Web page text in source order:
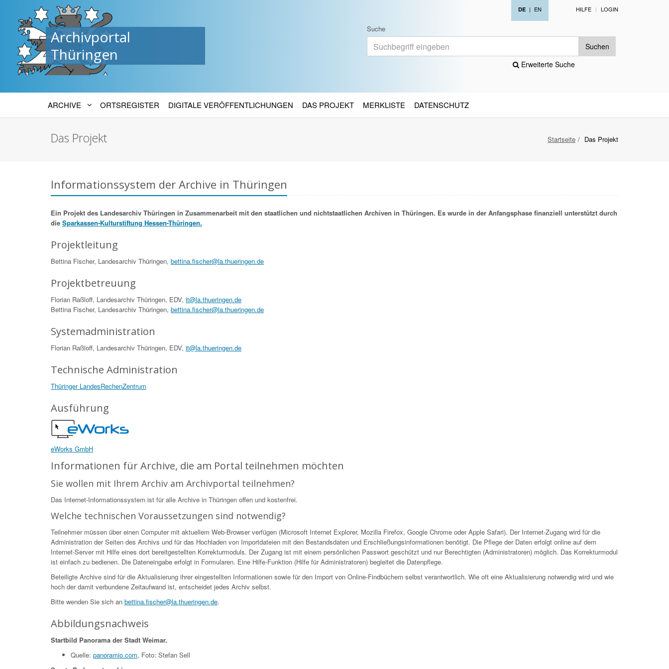
Archivportal
Thüringen
DE | EN HILFE LOGIN
Suche
Suchen
Erweiterte Suche
ARCHIVE ORTSREGISTER DIGITALE VERÖFFENTLICHUNGEN DAS PROJEKT MERKLISTE DATENSCHUTZ
Startseite Das Projekt
Das Projekt
Informationssystem der Archive in Thüringen
Ein Projekt des Landesarchiv Thüringen in Zusammenarbeit mit den staatlichen und nichtstaatlichen Archiven in Thüringen. Es wurde in der Anfangsphase finanziell unterstützt durch
die Sparkassen-Kulturstiftung Hessen-Thüringen.
Projektleitung
Bettina Fischer, Landesarchiv Thüringen, bettina.fischer@la.thueringen.de
Projektbetreuung
Florian Raßloff, Landesarchiv Thüringen, EDV, it@la.thueringen.de
Bettina Fischer, Landesarchiv Thüringen, bettina.fischer@la.thueringen.de
Systemadministration
Florian Raßloff, Landesarchiv Thüringen, EDV, it@la.thueringen.de
Technische Administration
Thüringer LandesRechenZentrum
Ausführung
eWorks GmbH
Informationen für Archive, die am Portal teilnehmen möchten
Sie wollen mit Ihrem Archiv am Archivportal teilnehmen?
Das Internet-Informationssystem ist für alle Archive in Thüringen offen und kostenfrei.
Welche technischen Voraussetzungen sind notwendig?
Teilnehmer müssen über einen Computer mit aktuellem Web-Browser verfügen (Microsoft Internet Explorer, Mozilla Firefox, Google Chrome oder Apple Safari). Der Internet-Zugang wird für die
Administration der Seiten des Archivs und für das Hochladen von Importdateien mit den Bestandsdaten und Erschließungsinformationen benötigt. Die Pflege der Daten erfolgt online auf dem
Internet-Server mit Hilfe eines dort bereitgestellten Korrekturmoduls. Der Zugang ist mit einem persönlichen Passwort geschützt und nur Berechtigten (Administratoren) möglich. Das Korrekturmodul
ist einfach zu bedienen. Die Dateneingabe erfolgt in Formularen. Eine Hilfe-Funktion (Hilfe für Administratoren) begleitet die Datenpflege.
Beteiligte Archive sind für die Aktualisierung ihrer eingestellten Informationen sowie für den Import von Online-Findbüchern selbst verantwortlich. Wie oft eine Aktualisierung notwendig wird und wie
hoch der damit verbundene Zeitaufwand ist, entscheidet jedes Archiv selbst.
Bitte wenden Sie sich an bettina.fischer@la.thueringen.de.
Abbildungsnachweis
Startbild Panorama der Stadt Weimar.
Quelle: panoramio.com, Foto: Stefan Sell